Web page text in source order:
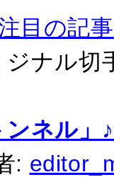
目の記事
ナル切
ネル」
: